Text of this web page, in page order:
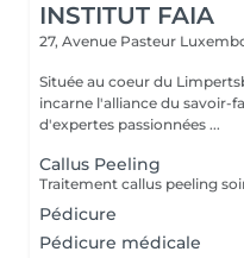
INSTITUT FAIA
27, Avenue Pasteur
Située au coeur du
incarne l'alliance du savoir-faire et
d'expertes passionnées ...
Callus Peeling
Pédicure
Pédicure médicale